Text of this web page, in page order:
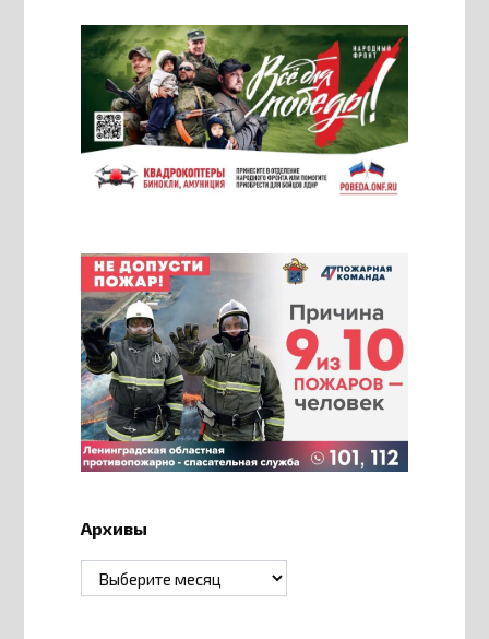
Архивы
Архивы